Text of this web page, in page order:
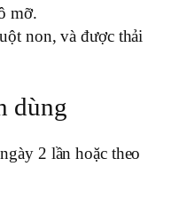
mỡ.
non, và được thải
dùng
2 lần hoặc theo